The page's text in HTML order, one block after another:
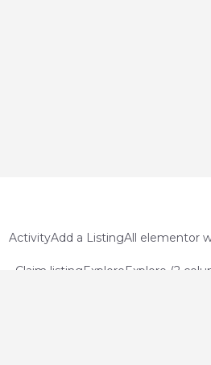
ActivityAdd a ListingAll elementor
Claim listingExploreExplore (2